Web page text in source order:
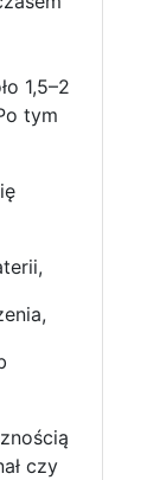
1,5–2
tym
czy